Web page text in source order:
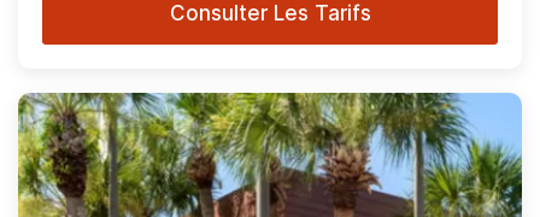
Consulter Les Tarifs